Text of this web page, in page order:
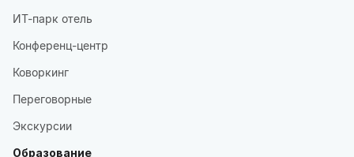
ИТ-парк отель
Конференц-центр
Коворкинг
Переговорные
Экскурсии
Образование